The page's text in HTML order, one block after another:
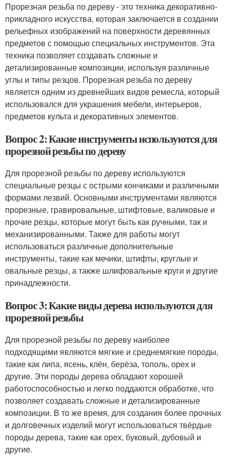
Прорезная резьба по дереву - это техника декоративно-
прикладного искусства, которая заключается в создании
рельефных изображений на поверхности деревянных
предметов с помощью специальных инструментов. Эта
техника позволяет создавать сложные и
детализированные композиции, используя различные
углы и типы резцов. Прорезная резьба по дереву
является одним из древнейших видов ремесла, который
использовался для украшения мебели, интерьеров,
предметов культа и декоративных элементов.
Вопрос 2: Какие инструменты используются для
прорезной резьбы по дереву
Для прорезной резьбы по дереву используются
специальные резцы с острыми кончиками и различными
формами лезвий. Основными инструментами являются
прорезные, гравировальные, штифтовые, валиковые и
прочие резцы, которые могут быть как ручными, так и
механизированными. Также для работы могут
использоваться различные дополнительные
инструменты, такие как мечики, штифты, круглые и
овальные резцы, а также шлифовальные круги и другие
принадлежности.
Вопрос 3: Какие виды дерева используются для
прорезной резьбы
Для прорезной резьбы по дереву наиболее
подходящими являются мягкие и среднемягкие породы,
такие как липа, ясень, клён, берёза, тополь, орех и
другие. Эти породы дерева обладают хорошей
работоспособностью и легко поддаются обработке, что
позволяет создавать сложные и детализированные
композиции. В то же время, для создания более прочных
и долговечных изделий могут использоваться твёрдые
породы дерева, такие как орех, буковый, дубовый и
другие.